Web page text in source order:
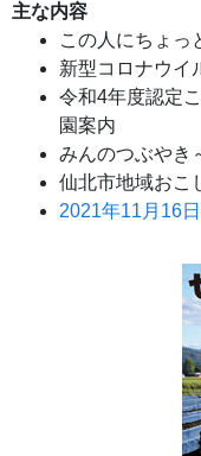
主な内容
この人にちょっ
新型コロナウイ
令和4年度認定
園案内
みんのつぶやき
仙北市地域おこ
2021年11月16